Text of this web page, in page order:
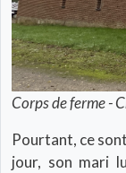
Corps de ferme -
Pourtant, ce
jour, son mari